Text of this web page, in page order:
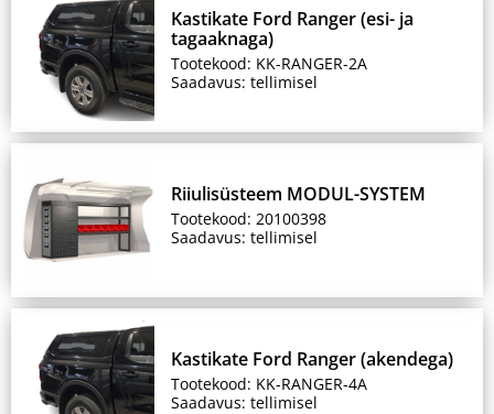
Kastikate Ford Ranger (esi- ja
tagaaknaga)
Tootekood: KK-RANGER-2A
Saadavus: tellimisel
Riiulisüsteem MODUL-SYSTEM
Tootekood: 20100398
Saadavus: tellimisel
Kastikate Ford Ranger (akendega)
Tootekood: KK-RANGER-4A
Saadavus: tellimisel